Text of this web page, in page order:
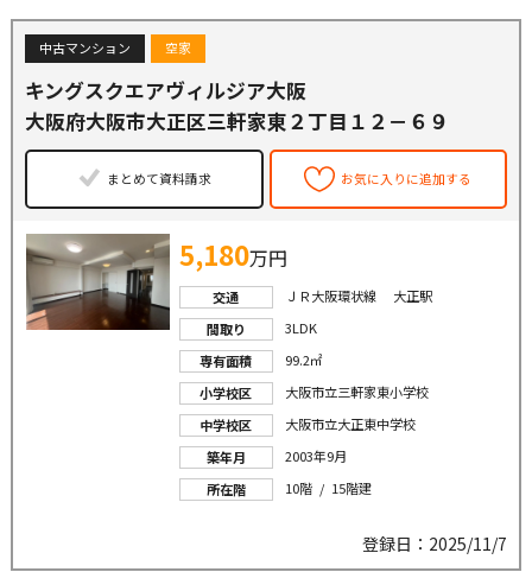
中古マンション 空家
キングスクエアヴィルジア大阪
大阪府大阪市大正区三軒家東２丁目１２－６９
まとめて資料請求 お気に入りに追加する
5,180万円
交通
ＪＲ大阪環状線 大正駅
間取り
3LDK
専有面積
99.2㎡
小学校区
大阪市立三軒家東小学校
中学校区
大阪市立大正東中学校
築年月
2003年9月
所在階
10階 / 15階建
登録日：2025/11/7